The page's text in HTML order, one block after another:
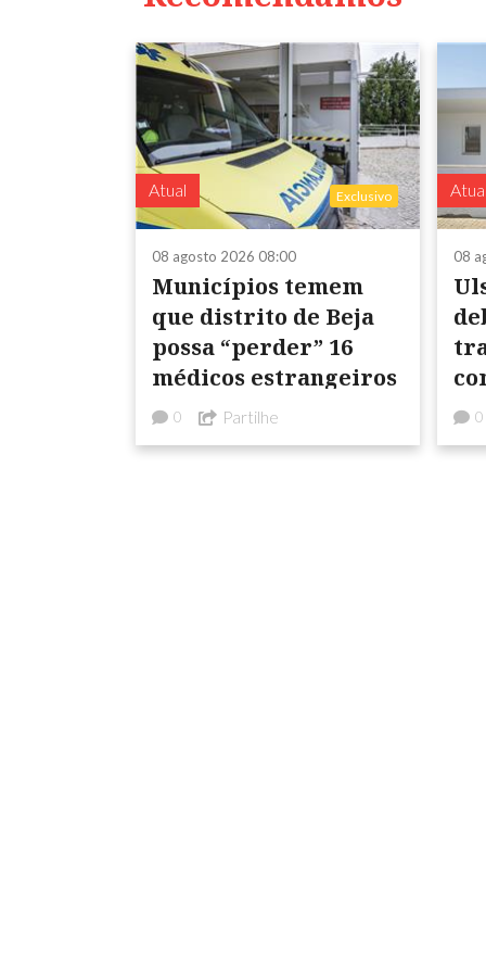
Atual Exclusivo
08 agosto 2026 08:00
Municípios temem
que distrito de Beja
possa “perder” 16
médicos estrangeiros
0 Partilhe
Atual
08
da0